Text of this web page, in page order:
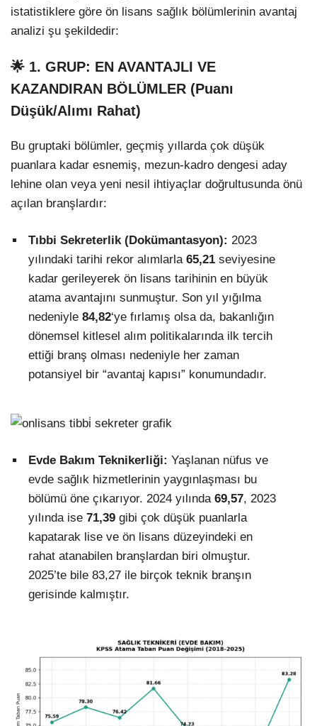
istatistiklere göre ön lisans sağlık bölümlerinin avantaj
analizi şu şekildedir:
🌟 1. GRUP: EN AVANTAJLI VE
KAZANDIRAN BÖLÜMLER (Puanı
Düşük/Alımı Rahat)
Bu gruptaki bölümler, geçmiş yıllarda çok düşük
puanlara kadar esnemiş, mezun-kadro dengesi aday
lehine olan veya yeni nesil ihtiyaçlar doğrultusunda önü
açılan branşlardır:
Tıbbi Sekreterlik (Dokümantasyon): 2023
yılındaki tarihi rekor alımlarla 65,21 seviyesine
kadar gerileyerek ön lisans tarihinin en büyük
atama avantajını sunmuştur. Son yıl yığılma
nedeniyle 84,82‘ye fırlamış olsa da, bakanlığın
dönemsel kitlesel alım politikalarında ilk tercih
ettiği branş olması nedeniyle her zaman
potansiyel bir “avantaj kapısı” konumundadır.
Evde Bakım Teknikerliği: Yaşlanan nüfus ve
evde sağlık hizmetlerinin yaygınlaşması bu
bölümü öne çıkarıyor. 2024 yılında 69,57, 2023
yılında ise 71,39 gibi çok düşük puanlarla
kapatarak lise ve ön lisans düzeyindeki en
rahat atanabilen branşlardan biri olmuştur.
2025’te bile 83,27 ile birçok teknik branşın
gerisinde kalmıştır.